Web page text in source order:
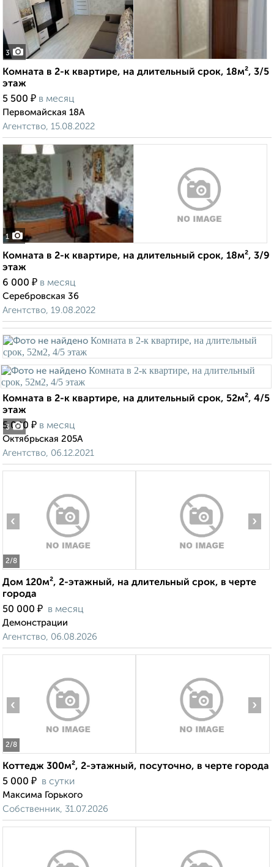
3
Комната в 2-к квартире, на длительный срок, 18м², 3/5
этаж
5 500 ₽ в месяц
Первомайская 18А
Агентство, 15.08.2022
1
Комната в 2-к квартире, на длительный срок, 18м², 3/9
этаж
6 000 ₽ в месяц
Серебровская 36
Агентство, 19.08.2022
3
Комната в 2-к квартире, на длительный срок, 52м², 4/5
этаж
5 000 ₽ в месяц
Октябрьская 205А
Агентство, 06.12.2021
2/8
‹ ›
Дом 120м², 2-этажный, на длительный срок, в черте
города
50 000 ₽ в месяц
Демонстрации
Агентство, 06.08.2026
2/8
‹ ›
Коттедж 300м², 2-этажный, посуточно, в черте города
5 000 ₽ в сутки
Максима Горького
Собственник, 31.07.2026